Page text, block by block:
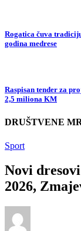
Rogatica čuva
godina medrese
Raspisan tender za
2,5 miliona KM
DRUŠTVENE
Sport
Novi
2026,